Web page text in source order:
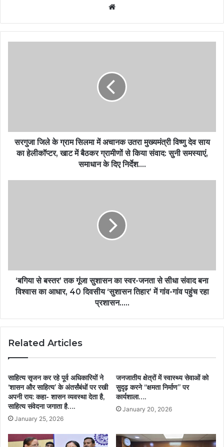
सरगुजा जिले के ग्राम सिलमा में अचानक उतरा मुख्यमंत्री विष्णु देव साय
का हेलीकॉप्टर, खाट में बैठकर ग्रामीणों से किया संवाद: सुनी समस्याएं,
समाधान के दिए निर्देश….
‘बगिया से बस्तर’ तक गूंजा सुशासन का स्वर-जनता से सीधा संवाद बना
विश्वास का आधार, 40 दिवसीय ‘सुशासन तिहार’ में गांव-गांव पहुंच रहा
प्रशासन…..
Related Articles
साहित्य सृजन कर रहे पूर्व अधिकारियों ने
‘शासन और साहित्य’ के अंतर्संबंधों पर रखी
अपनी राय: कहा- शासन व्यवस्था देता है,
साहित्य संवेदना जगाता है….
January 25, 2026
जनजातीय क्षेत्रों में स्वास्थ्य सेवाओं को
सुदृढ़ करने ‘‘क्षमता निर्माण’’ पर
कार्यशाला….
January 20, 2026